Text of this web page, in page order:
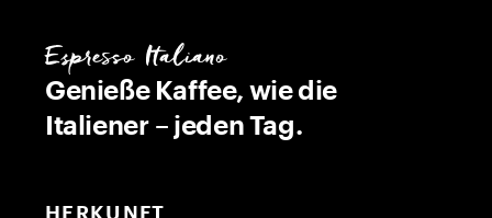
Espresso Italiano
Genieße Kaffee, wie die
Italiener – jeden Tag.
HERKUNFT